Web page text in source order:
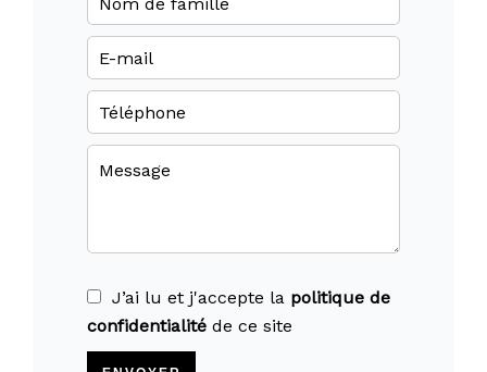
J’ai lu et j'accepte la politique de
confidentialité de ce site